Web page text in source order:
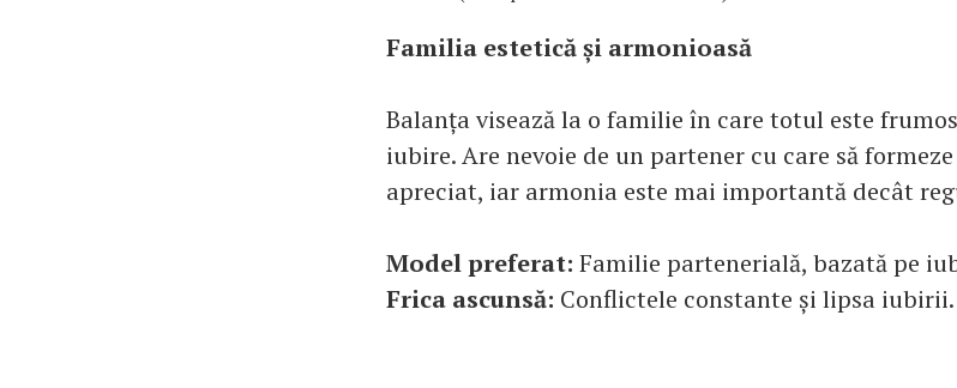
Familia estetică și armonioasă
Balanța visează la o familie în care totul este
iubire. Are nevoie de un partener cu care să
apreciat, iar armonia este mai importantă decât
Model preferat: Familie partenerială, bazată pe
Frica ascunsă: Conflictele constante și lipsa iubirii.